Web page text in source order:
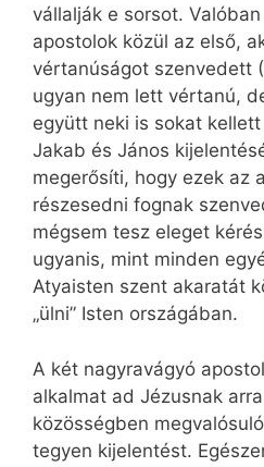
vállalják e sorsot.
apostolok közül az első,
vértanúságot szenvedett
ugyan nem lett vértanú,
együtt neki is sokat
Jakab és János
megerősíti, hogy ezek az
részesedni fognak
mégsem tesz eleget
ugyanis, mint minden
Atyaisten szent akaratát
„ülni” Isten országában.
A két nagyravágyó
alkalmat ad Jézusnak
közösségben
tegyen kijelentést.